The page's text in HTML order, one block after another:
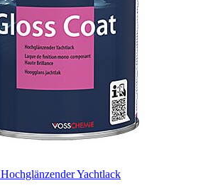
Hochglänzender Yachtlack